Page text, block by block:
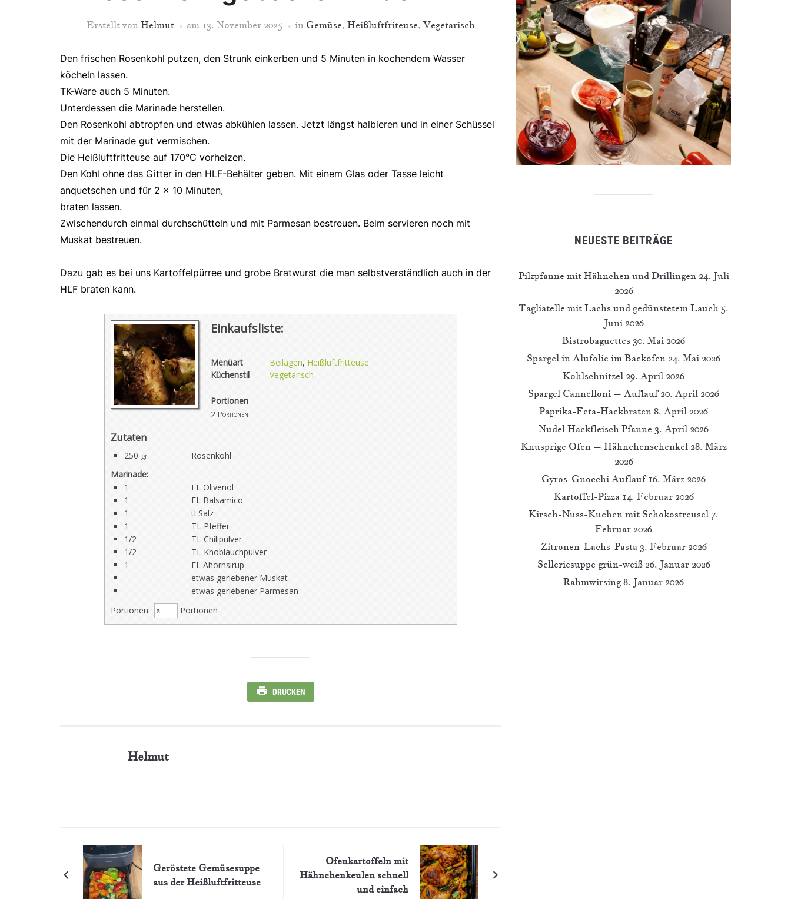
Erstellt von Helmut am 13. November 2025 in Gemüse, Heißluftfriteuse, Vegetarisch
Den frischen Rosenkohl putzen, den Strunk einkerben und 5 Minuten in kochendem Wasser
köcheln lassen.
TK-Ware auch 5 Minuten.
Unterdessen die Marinade herstellen.
Den Rosenkohl abtropfen und etwas abkühlen lassen. Jetzt längst halbieren und in einer Schüssel
mit der Marinade gut vermischen.
Die Heißluftfritteuse auf 170°C vorheizen.
Den Kohl ohne das Gitter in den HLF-Behälter geben. Mit einem Glas oder Tasse leicht
anquetschen und für 2 x 10 Minuten,
braten lassen.
Zwischendurch einmal durchschütteln und mit Parmesan bestreuen. Beim servieren noch mit
Muskat bestreuen.
Dazu gab es bei uns Kartoffelpürree und grobe Bratwurst die man selbstverständlich auch in der
HLF braten kann.
Einkaufsliste:
Menüart Beilagen, Heißluftfritteuse
Küchenstil
Vegetarisch
Portionen
2 Portionen
Zutaten
250 gr
Rosenkohl
Marinade:
1
EL Olivenöl
1
EL Balsamico
1
tl Salz
1
TL Pfeffer
1/2
TL Chilipulver
1/2
TL Knoblauchpulver
1
EL Ahornsirup
etwas geriebener Muskat
etwas geriebener Parmesan
Portionen:
Portionen
DRUCKEN
Helmut
Geröstete Gemüsesuppe
aus der Heißluftfritteuse
Ofenkartoffeln mit
Hähnchenkeulen schnell
und einfach
NEUESTE BEITRÄGE
Pilzpfanne mit Hähnchen und Drillingen 24. Juli
2026
Tagliatelle mit Lachs und gedünstetem Lauch 5.
Juni 2026
Bistrobaguettes 30. Mai 2026
Spargel in Alufolie im Backofen 24. Mai 2026
Kohlschnitzel 29. April 2026
Spargel Cannelloni – Auflauf 20. April 2026
Paprika-Feta-Hackbraten 8. April 2026
Nudel Hackfleisch Pfanne 3. April 2026
Knusprige Ofen – Hähnchenschenkel 28. März
2026
Gyros-Gnocchi Auflauf 16. März 2026
Kartoffel-Pizza 14. Februar 2026
Kirsch-Nuss-Kuchen mit Schokostreusel 7.
Februar 2026
Zitronen-Lachs-Pasta 3. Februar 2026
Selleriesuppe grün-weiß 26. Januar 2026
Rahmwirsing 8. Januar 2026